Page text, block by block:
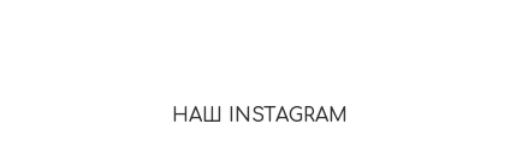
НАШ INSTAGRAM